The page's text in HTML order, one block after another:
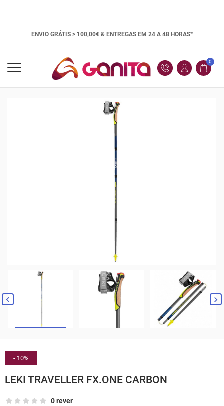
ENVIO GRÁTIS > 100,00€ & ENTREGAS EM 24 A 48 HORAS*
0
 
- 10%
LEKI TRAVELLER FX.ONE CARBON
0 rever